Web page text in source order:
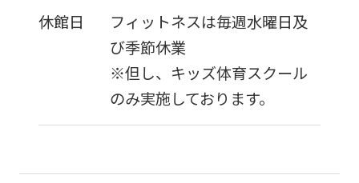
休館日
フィットネスは毎週水曜日及
び季節休業
※但し、キッズ体育スクール
のみ実施しております。